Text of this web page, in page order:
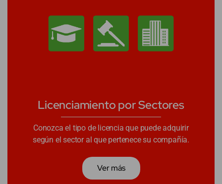
Licenciamiento por Sectores
Conozca el tipo de licencia que puede adquirir
según el sector al que pertenece su compañía.
Ver más